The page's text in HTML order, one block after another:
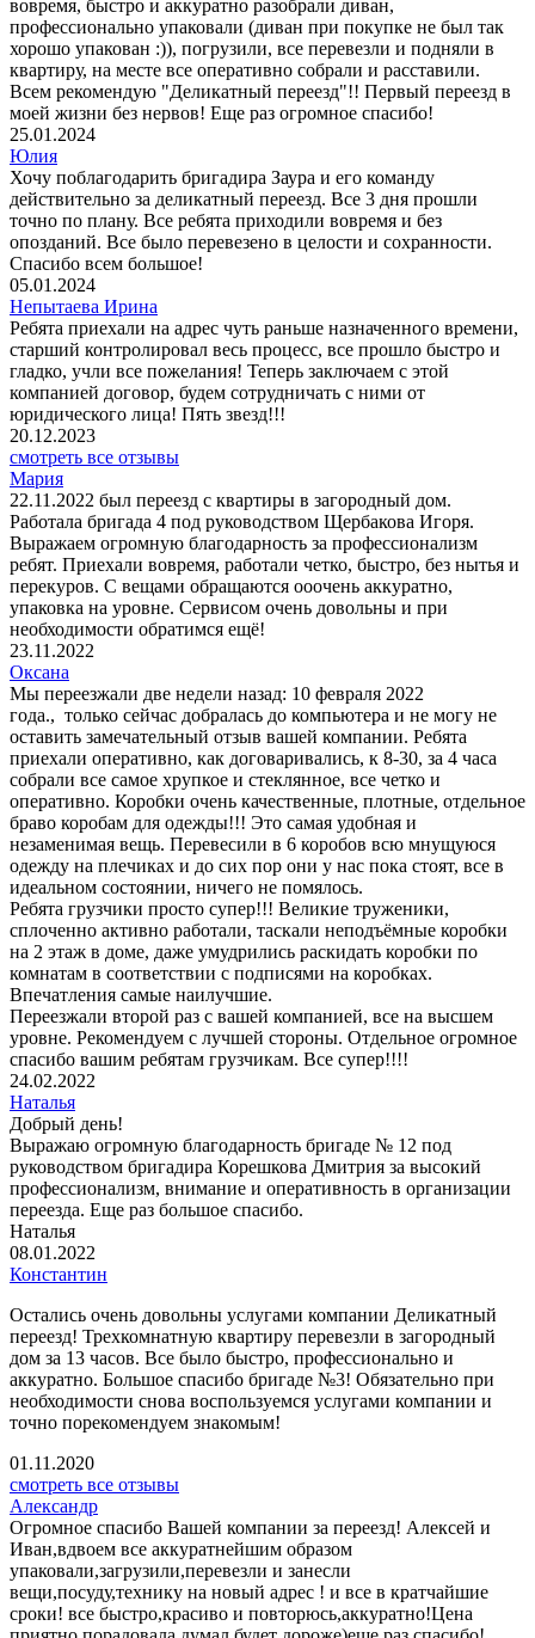
вовремя, быстро и аккуратно разобрали диван,
профессионально упаковали (диван при покупке не был так
хорошо упакован :)), погрузили, все перевезли и подняли в
квартиру, на месте все оперативно собрали и расставили.
Всем рекомендую "Деликатный переезд"!! Первый переезд в
моей жизни без нервов! Еще раз огромное спасибо!
25.01.2024
Юлия
Хочу поблагодарить бригадира Заура и его команду
действительно за деликатный переезд. Все 3 дня прошли
точно по плану. Все ребята приходили вовремя и без
опозданий. Все было перевезено в целости и сохранности.
Спасибо всем большое!
05.01.2024
Непытаева Ирина
Ребята приехали на адрес чуть раньше назначенного времени,
старший контролировал весь процесс, все прошло быстро и
гладко, учли все пожелания! Теперь заключаем с этой
компанией договор, будем сотрудничать с ними от
юридического лица! Пять звезд!!!
20.12.2023
смотреть все отзывы
Мария
22.11.2022 был переезд с квартиры в загородный дом.
Работала бригада 4 под руководством Щербакова Игоря.
Выражаем огромную благодарность за профессионализм
ребят. Приехали вовремя, работали четко, быстро, без нытья и
перекуров. С вещами обращаются ооочень аккуратно,
упаковка на уровне. Сервисом очень довольны и при
необходимости обратимся ещё!
23.11.2022
Оксана
Мы переезжали две недели назад: 10 февраля 2022
года., только сейчас добралась до компьютера и не могу не
оставить замечательный отзыв вашей компании. Ребята
приехали оперативно, как договаривались, к 8-30, за 4 часа
собрали все самое хрупкое и стеклянное, все четко и
оперативно. Коробки очень качественные, плотные, отдельное
браво коробам для одежды!!! Это самая удобная и
незаменимая вещь. Перевесили в 6 коробов всю мнущуюся
одежду на плечиках и до сих пор они у нас пока стоят, все в
идеальном состоянии, ничего не помялось.
Ребята грузчики просто супер!!! Великие труженики,
сплоченно активно работали, таскали неподъёмные коробки
на 2 этаж в доме, даже умудрились раскидать коробки по
комнатам в соответствии с подписями на коробках.
Впечатления самые наилучшие.
Переезжали второй раз с вашей компанией, все на высшем
уровне. Рекомендуем с лучшей стороны. Отдельное огромное
спасибо вашим ребятам грузчикам. Все супер!!!!
24.02.2022
Наталья
Добрый день!
Выражаю огромную благодарность бригаде № 12 под
руководством бригадира Корешкова Дмитрия за высокий
профессионализм, внимание и оперативность в организации
переезда. Еще раз большое спасибо.
Наталья
08.01.2022
Константин
Остались очень довольны услугами компании Деликатный
переезд! Трехкомнатную квартиру перевезли в загородный
дом за 13 часов. Все было быстро, профессионально и
аккуратно. Большое спасибо бригаде №3! Обязательно при
необходимости снова воспользуемся услугами компании и
точно порекомендуем знакомым!
01.11.2020
смотреть все отзывы
Александр
Огромное спасибо Вашей компании за переезд! Алексей и
Иван,вдвоем все аккуратнейшим образом
упаковали,загрузили,перевезли и занесли
вещи,посуду,технику на новый адрес ! и все в кратчайшие
сроки! все быстро,красиво и повторюсь,аккуратно!Цена